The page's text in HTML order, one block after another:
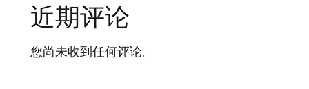
近期评论
您尚未收到任何评论。